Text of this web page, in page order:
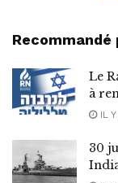
Recommandé
Le
à
IL Y
30